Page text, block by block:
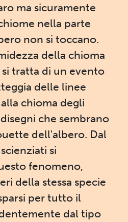
ma sicuramente
nella parte
non si toccano.
della chioma
si tratta di un evento
delle linee
chioma degli
che sembrano
dell'albero. Dal
si
fenomeno,
della stessa specie
per tutto il
dal tipo